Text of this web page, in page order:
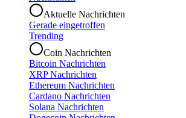
Aktuelle Nachrichten
Gerade eingetroffen
Trending
Coin Nachrichten
Bitcoin Nachrichten
XRP Nachrichten
Ethereum Nachrichten
Cardano Nachrichten
Solana Nachrichten